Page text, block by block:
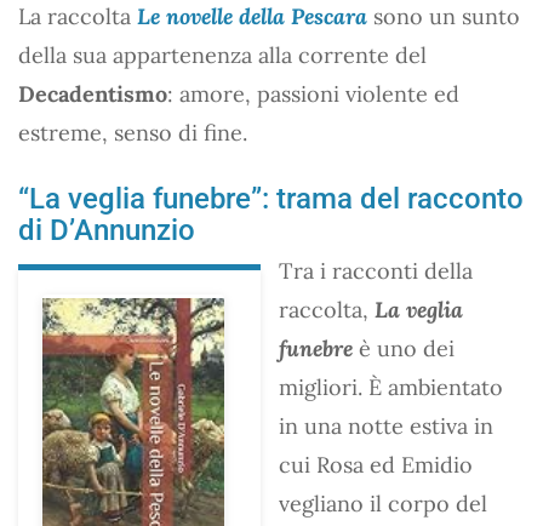
La raccolta Le novelle della Pescara sono un sunto
della sua appartenenza alla corrente del
Decadentismo: amore, passioni violente ed
estreme, senso di fine.
“La veglia funebre”: trama del racconto
di D’Annunzio
Tra i racconti della
raccolta, La veglia
funebre è uno dei
migliori. È ambientato
in una notte estiva in
cui Rosa ed Emidio
vegliano il corpo del